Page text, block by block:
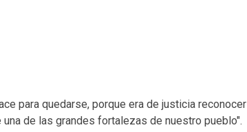
para quedarse, porque era de justicia reconocer
de las grandes fortalezas de nuestro pueblo".